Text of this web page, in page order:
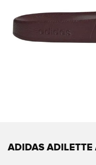
ADIDAS ADILETTE